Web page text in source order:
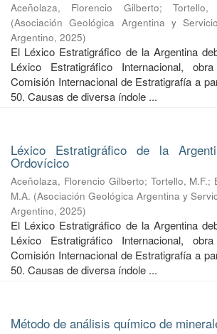
Aceñolaza, Florencio Gilberto;Tortello,
(Asociación Geológica Argentina y
Argentino, 2025)
El Léxico Estratigráfico de la Argentina
Léxico Estratigráfico Internacional,
Comisión Internacional de Estratigrafía a
50. Causas de diversa índole ...
Léxico Estratigráfico de la
Ordovícico
Aceñolaza, Florencio Gilberto; Tortello, M.F.;
M.A. (Asociación Geológica Argentina y
Argentino, 2025)
El Léxico Estratigráfico de la Argentina
Léxico Estratigráfico Internacional,
Comisión Internacional de Estratigrafía a
50. Causas de diversa índole ...
Método de análisis químico de